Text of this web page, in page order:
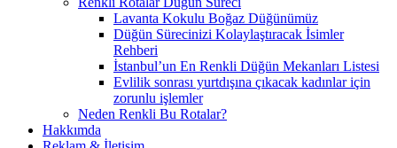
Lavanta Kokulu Boğaz Düğünümüz
Düğün Sürecinizi Kolaylaştıracak İsimler
Rehberi
İstanbul’un En Renkli Düğün Mekanları Listesi
Evlilik sonrası yurtdışına çıkacak kadınlar için
zorunlu işlemler
Neden Renkli Bu Rotalar?
Hakkımda